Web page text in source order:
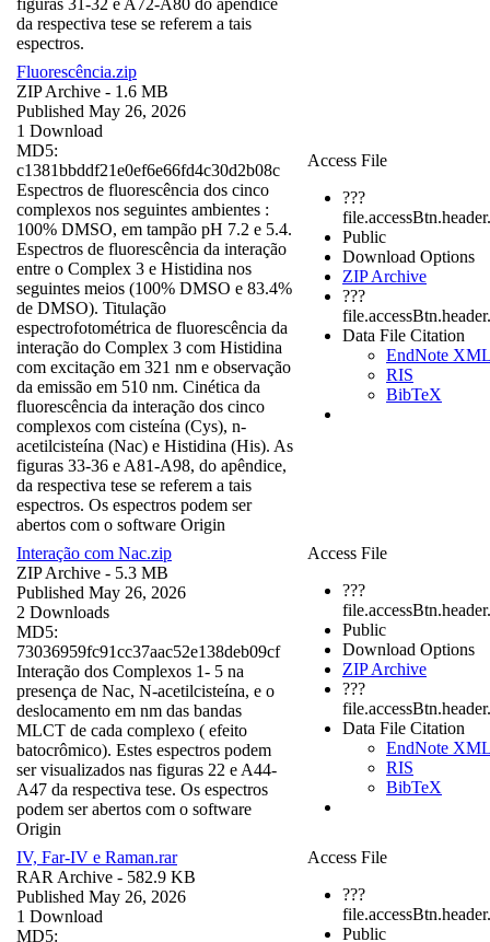
da respectiva tese se referem a tais
espectros.
Fluorescência.zip
ZIP Archive - 1.6 MB
Published May 26, 2026
1 Download
MD5:
c1381bbddf21e0ef6e66fd4c30d2b08c
Espectros de fluorescência dos cinco
complexos nos seguintes ambientes :
100% DMSO, em tampão pH 7.2 e 5.4.
Espectros de fluorescência da interação
entre o Complex 3 e Histidina nos
seguintes meios (100% DMSO e 83.4%
de DMSO). Titulação
espectrofotométrica de fluorescência da
interação do Complex 3 com Histidina
com excitação em 321 nm e observação
da emissão em 510 nm. Cinética da
fluorescência da interação dos cinco
complexos com cisteína (Cys), n-
acetilcisteína (Nac) e Histidina (His). As
figuras 33-36 e A81-A98, do apêndice,
da respectiva tese se referem a tais
espectros. Os espectros podem ser
abertos com o software Origin
Access File
???
Public
Download Options
ZIP Archive
???
Data File Citation
EndNote
RIS
BibTeX
Interação com Nac.zip
ZIP Archive - 5.3 MB
Published May 26, 2026
2 Downloads
MD5:
73036959fc91cc37aac52e138deb09cf
Interação dos Complexos 1- 5 na
presença de Nac, N-acetilcisteína, e o
deslocamento em nm das bandas
MLCT de cada complexo ( efeito
batocrômico). Estes espectros podem
ser visualizados nas figuras 22 e A44-
A47 da respectiva tese. Os espectros
podem ser abertos com o software
Origin
Access File
???
Public
Download Options
ZIP Archive
???
Data File Citation
EndNote
RIS
BibTeX
IV, Far-IV e Raman.rar
RAR Archive - 582.9 KB
Published May 26, 2026
1 Download
MD5:
Access File
???
Public